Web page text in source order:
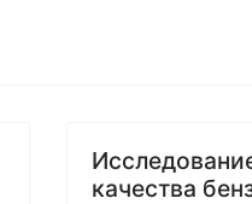
качества